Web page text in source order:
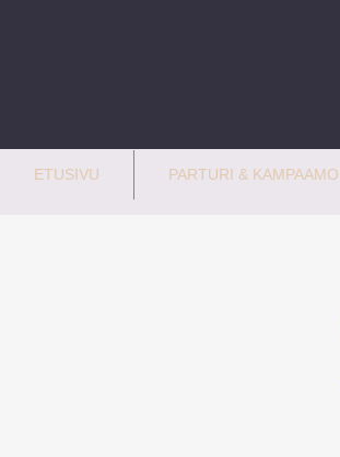
ETUSIVU PARTURI & KAMPAAMO